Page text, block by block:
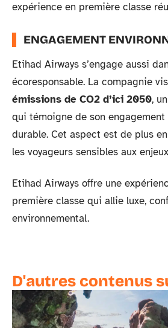
expérience en première classe
ENGAGEMENT
Etihad Airways s’engage aussi
écoresponsable. La compagnie
émissions de CO2 d’ici 2050,
qui témoigne de son
durable. Cet aspect est de plus
les voyageurs sensibles aux
Etihad Airways offre une
première classe qui allie luxe,
environnemental.
D'autres contenus